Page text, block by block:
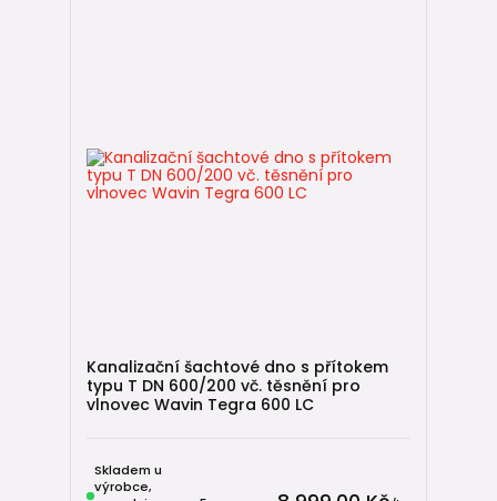
Kanalizační šachtové dno s přítokem
typu T DN 600/200 vč. těsnění pro
vlnovec Wavin Tegra 600 LC
Skladem u
výrobce,